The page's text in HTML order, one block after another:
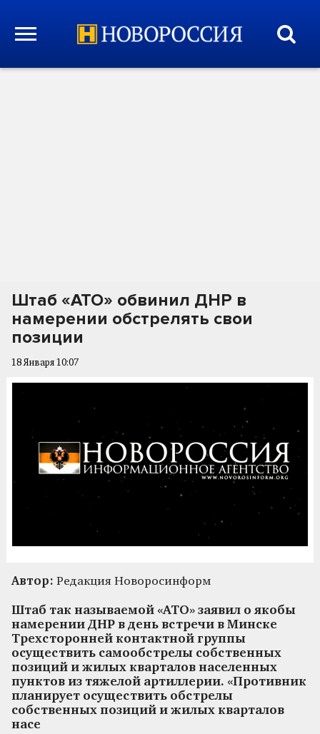
Штаб «АТО» обвинил ДНР в
намерении обстрелять свои
позиции
18 Января 10:07
Автор: Редакция Новоросинформ
Штаб так называемой «АТО» заявил о якобы
намерении ДНР в день встречи в Минске
Трехсторонней контактной группы
осуществить самообстрелы собственных
позиций и жилых кварталов населенных
пунктов из тяжелой артиллерии. «Противник
планирует осуществить обстрелы
собственных позиций и жилых кварталов
насе